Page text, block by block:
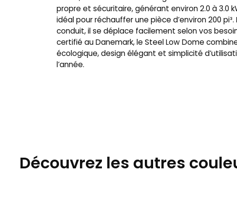
propre et sécuritaire, générant environ 2.0 à 3.0
idéal pour réchauffer une pièce d’environ 200
conduit, il se déplace facilement selon vos
certifié au Danemark, le Steel Low Dome
écologique, design élégant et simplicité
l’année.
Découvrez les autres